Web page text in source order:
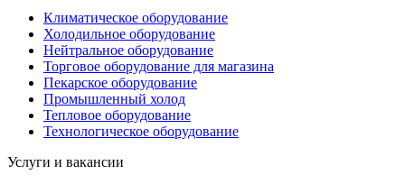
Климатическое оборудование
Холодильное оборудование
Нейтральное оборудование
Торговое оборудование для магазина
Пекарское оборудование
Промышленный холод
Тепловое оборудование
Технологическое оборудование
Услуги и вакансии